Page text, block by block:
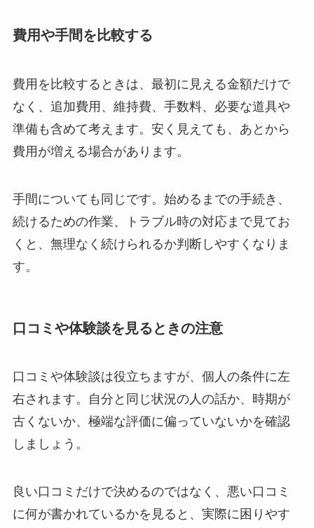
費用や手間を比較する
費用を比較するときは、最初に見える金額だけで
なく、追加費用、維持費、手数料、必要な道具や
準備も含めて考えます。安く見えても、あとから
費用が増える場合があります。
手間についても同じです。始めるまでの手続き、
続けるための作業、トラブル時の対応まで見てお
くと、無理なく続けられるか判断しやすくなりま
す。
口コミや体験談を見るときの注意
口コミや体験談は役立ちますが、個人の条件に左
右されます。自分と同じ状況の人の話か、時期が
古くないか、極端な評価に偏っていないかを確認
しましょう。
良い口コミだけで決めるのではなく、悪い口コミ
に何が書かれているかを見ると、実際に困りやす